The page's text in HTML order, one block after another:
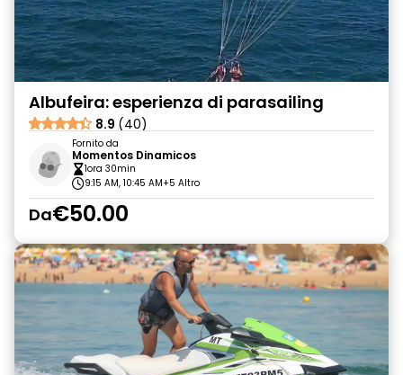
Albufeira: esperienza di parasailing
8.9 (40)
Fornito da
Momentos Dinamicos
1ora 30min
9:15 AM, 10:45 AM+5 Altro
Da€50.00